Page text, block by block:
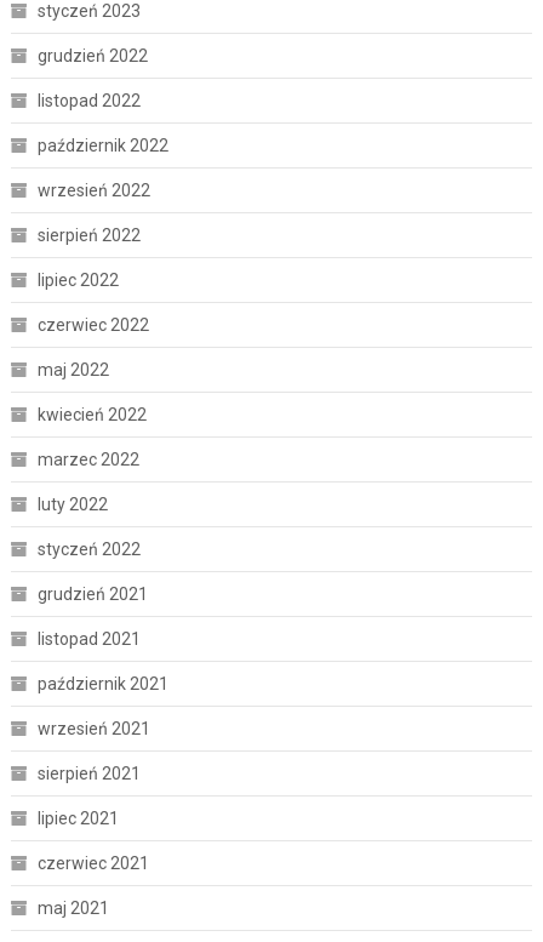
styczeń 2023
grudzień 2022
listopad 2022
październik 2022
wrzesień 2022
sierpień 2022
lipiec 2022
czerwiec 2022
maj 2022
kwiecień 2022
marzec 2022
luty 2022
styczeń 2022
grudzień 2021
listopad 2021
październik 2021
wrzesień 2021
sierpień 2021
lipiec 2021
czerwiec 2021
maj 2021